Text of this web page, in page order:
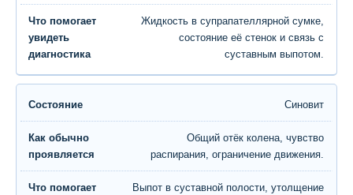
Жидкость в супрапателлярной сумке,
состояние её стенок и связь с
суставным выпотом.
Синовит
Общий отёк колена, чувство
распирания, ограничение движения.
Выпот в суставной полости, утолщение